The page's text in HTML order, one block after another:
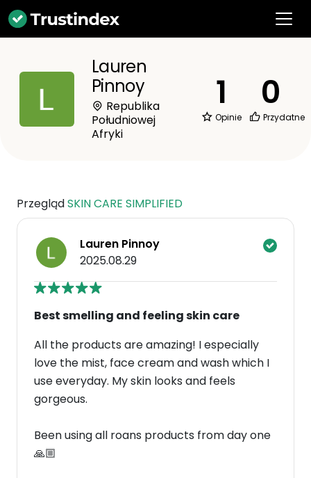
Lauren
Pinnoy
Republika
Południowej
Afryki
1
Opinie
0
Przydatne
PrzeglądSKIN CARE SIMPLIFIED
Lauren Pinnoy
2025.08.29
Best smelling and feeling skin care
All the products are amazing! I especially
love the mist, face cream and wash which I
use everyday. My skin looks and feels
gorgeous.
Been using all roans products from day one
🙏🏼